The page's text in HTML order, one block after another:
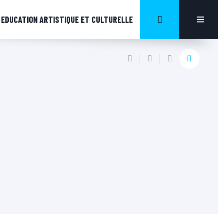
EDUCATION ARTISTIQUE ET CULTURELLE